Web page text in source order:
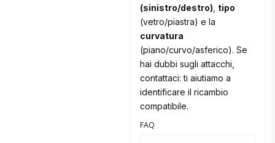
(sinistro/destro) tipo
(vetro/piastra) e la
curvatura
(piano/curvo/asferico). Se
hai dubbi sugli attacchi,
contattaci: ti aiutiamo a
identificare il ricambio
compatibile.
FAQ